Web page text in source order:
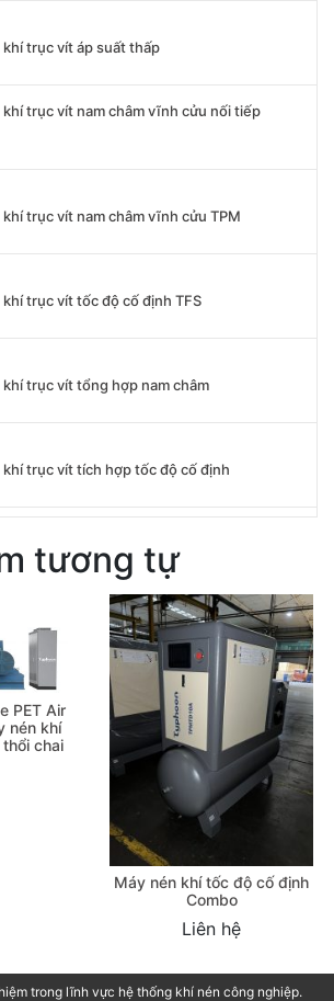
khí trục vít áp suất thấp
khí trục vít nam châm vĩnh cửu nối tiếp
khí trục vít nam châm vĩnh cửu TPM
khí trục vít tốc độ cố định TFS
khí trục vít tổng hợp nam châm
khí trục vít tích hợp tốc độ cố định
tương tự
PET Air
nén khí
chai
Máy nén khí tốc độ cố định
Combo
Liên hệ
trong lĩnh vực hệ thống khí nén công nghiệp.